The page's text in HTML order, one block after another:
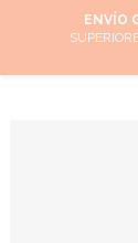
ENVÍO